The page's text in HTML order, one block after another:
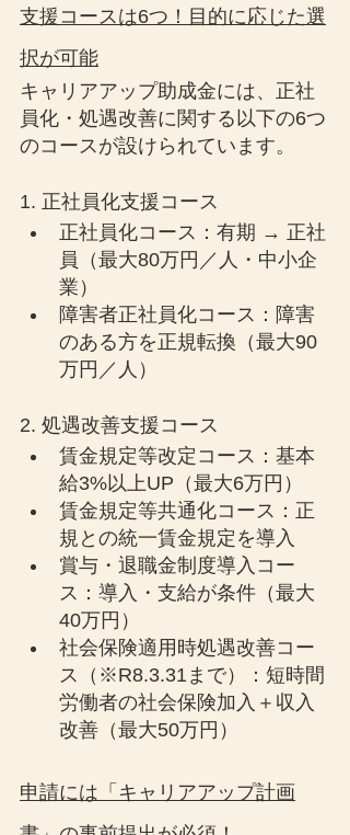
支援コースは6つ！目的に応じた選
択が可能
キャリアアップ助成金には、正社
員化・処遇改善に関する以下の6つ
のコースが設けられています。
1. 正社員化支援コース
正社員化コース：有期 → 正社
員（最大80万円／人・中小企
業）
障害者正社員化コース：障害
のある方を正規転換（最大90
万円／人）
2. 処遇改善支援コース
賃金規定等改定コース：基本
給3%以上UP（最大6万円）
賃金規定等共通化コース：正
規との統一賃金規定を導入
賞与・退職金制度導入コー
ス：導入・支給が条件（最大
40万円）
社会保険適用時処遇改善コー
ス（※R8.3.31まで）：短時間
労働者の社会保険加入＋収入
改善（最大50万円）
申請には「キャリアアップ計画